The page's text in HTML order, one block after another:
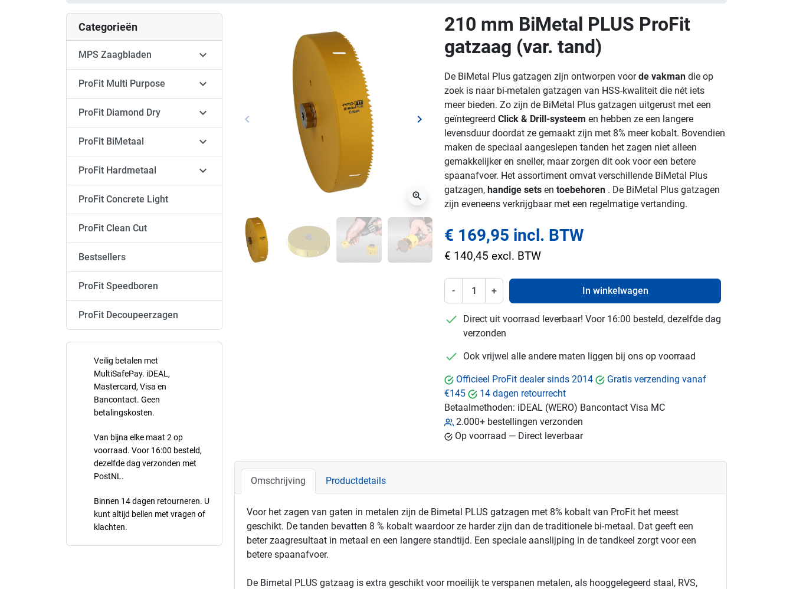
Categorieën
MPS Zaagbladen 
ProFit Multi Purpose 
ProFit Diamond Dry 
ProFit BiMetaal 
ProFit Hardmetaal 
ProFit Concrete Light
ProFit Clean Cut
Bestsellers
ProFit Speedboren
ProFit Decoupeerzagen
Veilig betalen met
MultiSafePay. iDEAL,
Mastercard, Visa en
Bancontact. Geen
betalingskosten.
Van bijna elke maat 2 op
voorraad. Voor 16:00 besteld,
dezelfde dag verzonden met
PostNL.
Binnen 14 dagen retourneren. U
kunt altijd bellen met vragen of
klachten.
Vorige
keyboard_arrow_left Volgende
keyboard_arrow_right
zoom_in
210 mm BiMetal PLUS ProFit
gatzaag (var. tand)
De BiMetal Plus gatzagen zijn ontworpen voor de vakman die op
zoek is naar bi-metalen gatzagen van HSS-kwaliteit die nét iets
meer bieden. Zo zijn de BiMetal Plus gatzagen uitgerust met een
geïntegreerd Click & Drill-systeem en hebben ze een langere
levensduur doordat ze gemaakt zijn met 8% meer kobalt. Bovendien
maken de speciaal aangeslepen tanden het zagen niet alleen
gemakkelijker en sneller, maar zorgen dit ook voor een betere
spaanafvoer. Het assortiment omvat verschillende BiMetal Plus
gatzagen, handige sets en toebehoren . De BiMetal Plus gatzagen
zijn eveneens verkrijgbaar met een regelmatige vertanding.
€ 169,95 incl. BTW
€ 140,45 excl. BTW
- + In winkelwagen
checkmark
Direct uit voorraad leverbaar! Voor 16:00 besteld, dezelfde dag
verzonden
checkmark
Ook vrijwel alle andere maten liggen bij ons op voorraad
Officieel ProFit dealer sinds 2014
Gratis verzending vanaf
€145
14 dagen retourrecht
Betaalmethoden: iDEAL (WERO) Bancontact Visa MC
2.000+ bestellingen verzonden
Op voorraad — Direct leverbaar
Omschrijving Productdetails
Voor het zagen van gaten in metalen zijn de Bimetal PLUS gatzagen met 8% kobalt van ProFit het meest
geschikt. De tanden bevatten 8 % kobalt waardoor ze harder zijn dan de traditionele bi-metaal. Dat geeft een
beter zaagresultaat in metaal en een langere standtijd. Een speciale aanslijping in de tandkeel zorgt voor een
betere spaanafvoer.
De Bimetal PLUS gatzaag is extra geschikt voor moeilijk te verspanen metalen, als hooggelegeerd staal, RVS,